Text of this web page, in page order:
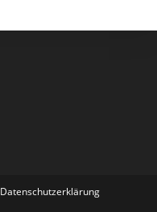
Datenschutzerklärung